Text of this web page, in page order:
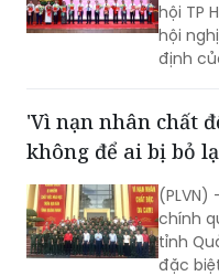
Sáng
Thành
hội
định
HĐND,
'Vì nạn nhân chất
không để ai bị bỏ